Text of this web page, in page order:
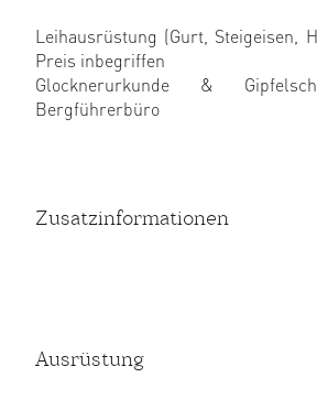
Leihausrüstung (Gurt, Steigeisen,
Preis inbegriffen
Glocknerurkunde &
Bergführerbüro
Zusatzinformationen
Ausrüstung